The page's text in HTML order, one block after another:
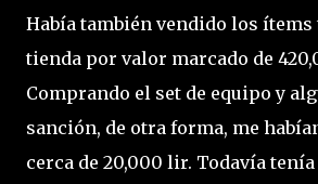
Había también vendido los ítems
tienda por valor marcado de
Comprando el set de equipo y
sanción, de otra forma, me
cerca de 20,000 lir. Todavía